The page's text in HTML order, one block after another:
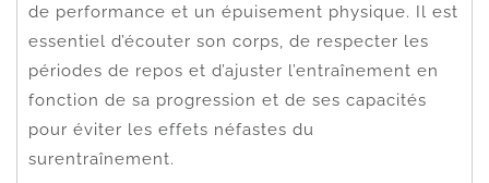
de performance et un épuisement physique. Il est
essentiel d’écouter son corps, de respecter les
périodes de repos et d’ajuster l’entraînement en
fonction de sa progression et de ses capacités
pour éviter les effets néfastes du
surentraînement.